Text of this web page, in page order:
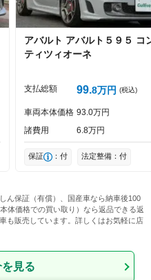
アバルト アバルト５９５ コ
ティツィオーネ
支払総額 99 8万円 (税込)
車両本体価格 93 0万円
諸費用
6 8万円
保証 ：付 法定整備：付
ん保証（有償）、国産車なら納車後100
体価格での買い取り）なら返品できる返
も販売しています。詳しくはお気軽に店
見る